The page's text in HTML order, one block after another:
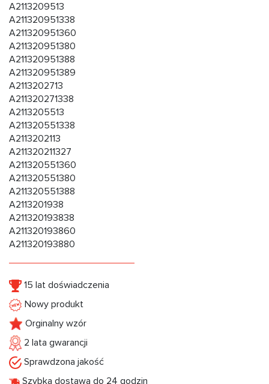
A2113209513
A211320951338
A211320951360
A211320951380
A211320951388
A211320951389
A2113202713
A211320271338
A2113205513
A211320551338
A2113202113
A211320211327
A211320551360
A211320551380
A211320551388
A2113201938
A211320193838
A211320193860
A211320193880
15 lat doświadczenia
Nowy produkt
Orginalny wzór
2 lata gwarancji
Sprawdzona jakość
Szybka dostawa do 24 godzin